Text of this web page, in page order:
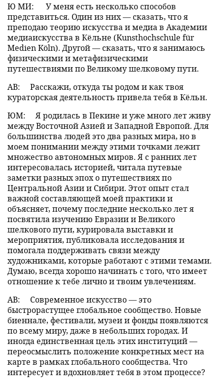
Ю МИ:
У меня есть несколько способов
представиться. Один из них — сказать, что я
преподаю теорию искусства и медиа в Академии
медиаискусства в Кёльне (Kunsthochschule für
Medien Köln). Другой — сказать, что я занимаюсь
физическими и метафизическими
путешествиями по Великому шелковому пути.
АВ:
Расскажи, откуда ты родом и как твоя
кураторская деятельность привела тебя в Кёльн.
ЮМ:
Я родилась в Пекине и уже много лет живу
между Восточной Азией и Западной Европой. Для
большинства людей это два разных мира, но в
моем понимании между этими точками лежит
множество автономных миров. Я с ранних лет
интересовалась историей, читала путевые
заметки разных эпох о путешествиях по
Центральной Азии и Сибири. Этот опыт стал
важной составляющей моей практики и
объясняет, почему последние несколько лет я
посвятила изучению Евразии и Великого
шелкового пути, курировала выставки и
мероприятия, публиковала исследования и
помогала поддерживать связи между
художниками, которые работают с этими темами.
Думаю, всегда хорошо начинать с того, что имеет
отношение к тебе лично и твоим увлечениям.
АВ:
Современное искусство — это
быстрорастущее глобальное сообщество. Новые
биеннале, фестивали, музеи и фонды появляются
по всему миру, даже в небольших городах. И
иногда единственная цель этих институций —
переосмыслить положение конкретных мест на
карте в рамках глобального сообщества. Что
интересует и вдохновляет тебя в этом процессе?